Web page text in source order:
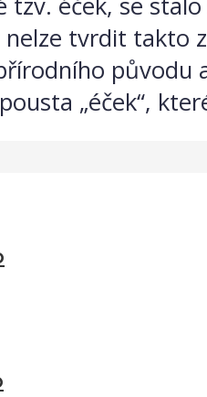
tvrdit takto
původu
„éček“,